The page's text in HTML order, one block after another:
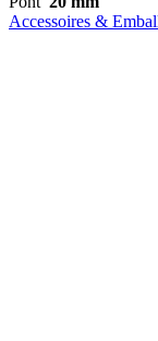
Accessoires &